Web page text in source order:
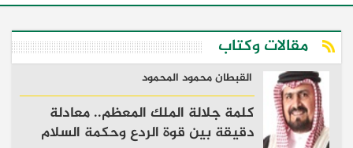
مقالات وكتاب
القبطان محمود المحمود
كلمة جلالة الملك المعظم.. معادلة
دقيقة بين قوة الردع وحكمة السلام